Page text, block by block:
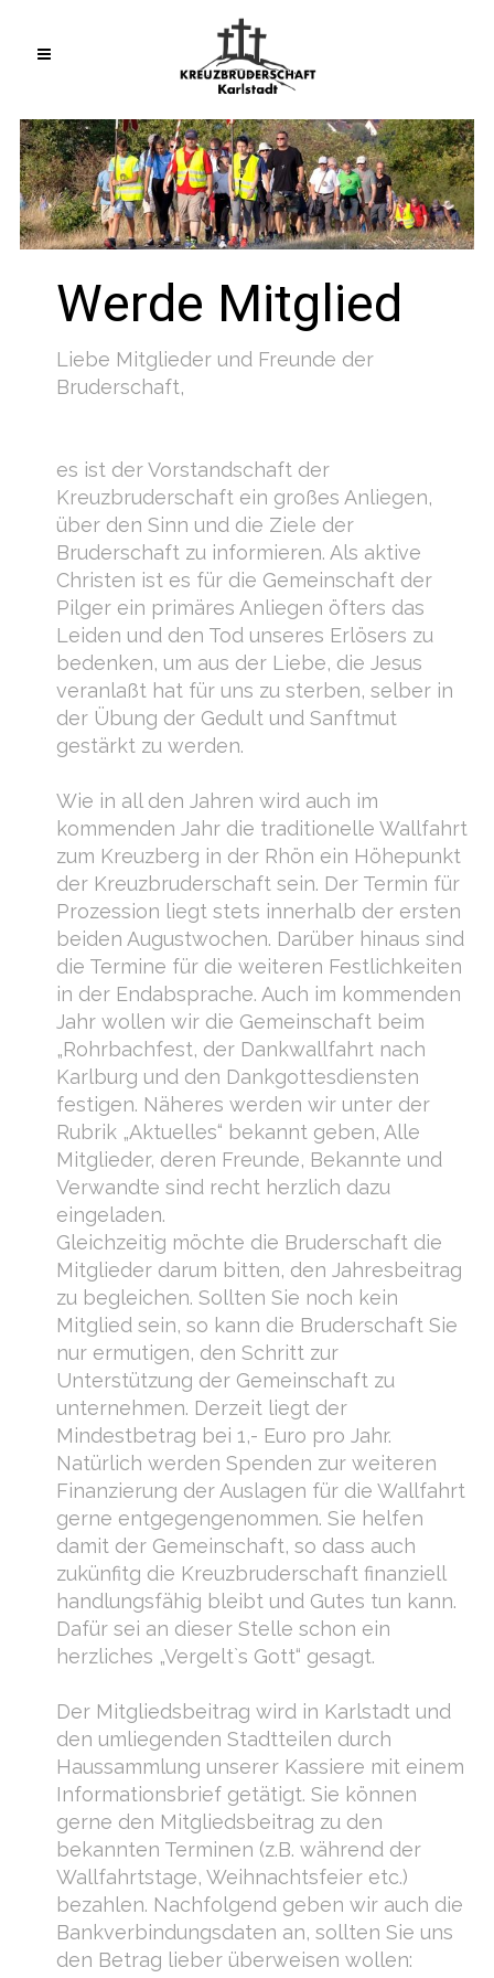
Werde Mitglied
Liebe Mitglieder und Freunde der
Bruderschaft,
es ist der Vorstandschaft der
Kreuzbruderschaft ein großes Anliegen,
über den Sinn und die Ziele der
Bruderschaft zu informieren. Als aktive
Christen ist es für die Gemeinschaft der
Pilger ein primäres Anliegen öfters das
Leiden und den Tod unseres Erlösers zu
bedenken, um aus der Liebe, die Jesus
veranlaßt hat für uns zu sterben, selber in
der Übung der Gedult und Sanftmut
gestärkt zu werden.
Wie in all den Jahren wird auch im
kommenden Jahr die traditionelle Wallfahrt
zum Kreuzberg in der Rhön ein Höhepunkt
der Kreuzbruderschaft sein. Der Termin für
Prozession liegt stets innerhalb der ersten
beiden Augustwochen. Darüber hinaus sind
die Termine für die weiteren Festlichkeiten
in der Endabsprache. Auch im kommenden
Jahr wollen wir die Gemeinschaft beim
„Rohrbachfest, der Dankwallfahrt nach
Karlburg und den Dankgottesdiensten
festigen. Näheres werden wir unter der
Rubrik „Aktuelles“ bekannt geben, Alle
Mitglieder, deren Freunde, Bekannte und
Verwandte sind recht herzlich dazu
eingeladen.
Gleichzeitig möchte die Bruderschaft die
Mitglieder darum bitten, den Jahresbeitrag
zu begleichen. Sollten Sie noch kein
Mitglied sein, so kann die Bruderschaft Sie
nur ermutigen, den Schritt zur
Unterstützung der Gemeinschaft zu
unternehmen. Derzeit liegt der
Mindestbetrag bei 1,- Euro pro Jahr.
Natürlich werden Spenden zur weiteren
Finanzierung der Auslagen für die Wallfahrt
gerne entgegengenommen. Sie helfen
damit der Gemeinschaft, so dass auch
zukünfitg die Kreuzbruderschaft finanziell
handlungsfähig bleibt und Gutes tun kann.
Dafür sei an dieser Stelle schon ein
herzliches „Vergelt`s Gott“ gesagt.
Der Mitgliedsbeitrag wird in Karlstadt und
den umliegenden Stadtteilen durch
Haussammlung unserer Kassiere mit einem
Informationsbrief getätigt. Sie können
gerne den Mitgliedsbeitrag zu den
bekannten Terminen (z.B. während der
Wallfahrtstage, Weihnachtsfeier etc.)
bezahlen. Nachfolgend geben wir auch die
Bankverbindungsdaten an, sollten Sie uns
den Betrag lieber überweisen wollen: